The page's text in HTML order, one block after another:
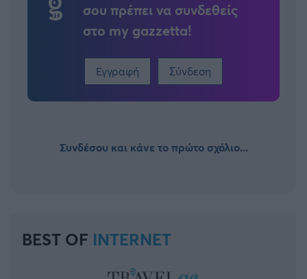
σου πρέπει να συνδεθείς
στο my gazzetta!
Εγγραφή Σύνδεση
Συνδέσου και κάνε το πρώτο σχόλιο...
BEST OF INTERNET